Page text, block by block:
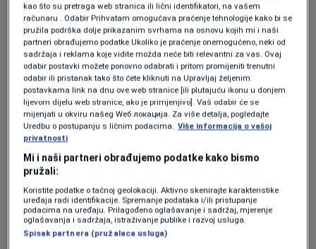
Pojavile su se tvrdnje da je Mbappe ubrzo
nakon razgovora sa stručnim štabom napustio
trening zbog navodne nelagode i problema s
povredom, što je dodatno podgrijalo priče o
nezadovoljstvu unutar svlačionice madridskog
kluba.
Ipak, iz Real Madrida nije stigla nikakva
zvanična potvrda o sukobu ili simuliranju
povrede, dok se već danima spekulisalo da
Mbappe nije u optimalnom fizičkom stanju
kao što su pretraga web stranica ili lični identifikatori, na vašem
računaru . Odabir Prihvatam omogućava praćenje tehnologije kako bi se
pružila podrška dolje prikazanim svrhama na osnovu kojih mi i naši
partneri obrađujemo podatke Ukoliko je praćenje onemogućeno, neki od
sadržaja i reklama koje vidite možda neće biti relevantni za vas. Ovaj
odabir postavki možete ponovno odabrati i pritom promijeniti trenutni
odabir ili pristanak tako što ćete kliknuti na Upravljaj željenim
postavkama link na dnu ove web stranice [ili plutajuću ikonu u donjem
lijevom dijelu web stranice, ako je primjenjivo]. Vaš odabir će se
mijenjati u okviru našeg Wеб локација. Za više detalja, pogledajte
Uredbu o postupanju s ličnim podacima. Više informacija o vašoj
privatnosti
Mi i naši partneri obrađujemo podatke kako bismo
pružali:
Koristite podatke o tačnoj geolokaciji. Aktivno skenirajte karakteristike
uređaja radi identifikacije. Spremanje podataka i/ili pristupanje
podacima na uređaju. Prilagođeno oglašavanje i sadržaj, mjerenje
oglašavanja i sadržaja, istraživanje publike i razvoj usluga.
Spisak partnera (pružalaca usluga)